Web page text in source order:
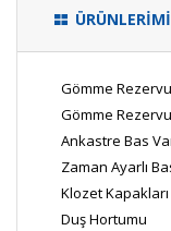
Gömme
Gömme
Ankastre Bas
Zaman Ayarlı
Klozet Kapakları
Duş Hortumu